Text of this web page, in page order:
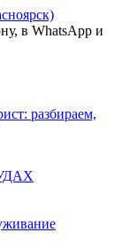
в WhatsApp и
: разбираем,